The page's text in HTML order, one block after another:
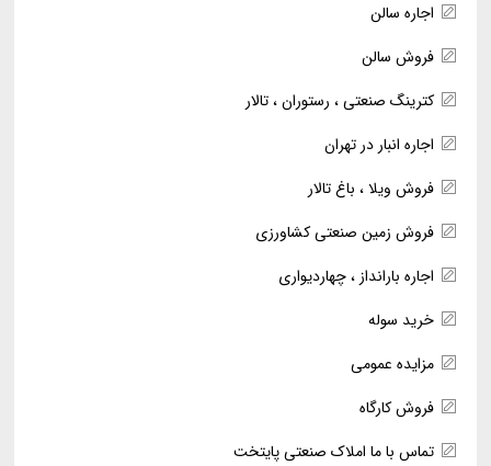
اجاره سالن
فروش سالن
کترینگ صنعتی ، رستوران ، تالار
اجاره انبار در تهران
فروش ویلا ، باغ تالار
فروش زمین صنعتی کشاورزی
اجاره بارانداز ، چهاردیواری
خرید سوله
مزایده عمومی
فروش کارگاه
تماس با ما املاک صنعتی پایتخت